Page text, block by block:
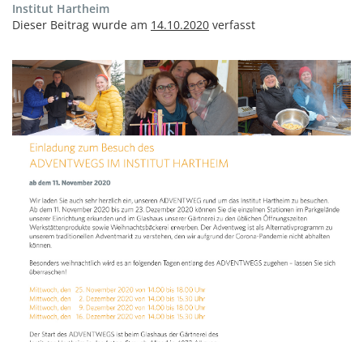
Institut Hartheim
Dieser Beitrag wurde am 14.10.2020 verfasst